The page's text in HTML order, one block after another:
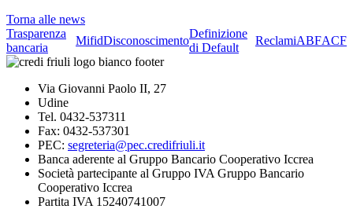
Torna alle news
Trasparenza
bancaria
MifidDisconoscimento
Definizione
di Default
ReclamiABFACF
Via Giovanni Paolo II, 27
Udine
Tel. 0432-537311
Fax: 0432-537301
PEC: segreteria@pec.credifriuli.it
Banca aderente al Gruppo Bancario Cooperativo Iccrea
Società partecipante al Gruppo IVA Gruppo Bancario
Cooperativo Iccrea
Partita IVA 15240741007